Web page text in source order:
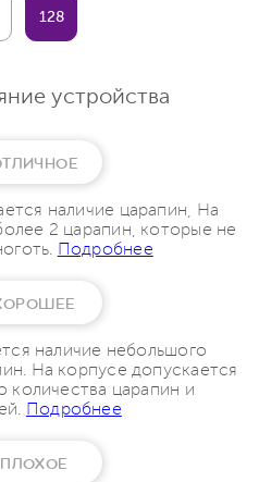
128
устройства
наличие царапин, На
2 царапин, которые не
Подробнее
наличие небольшого
На корпусе допускается
количества царапин и
Подробнее
ПЛОХОЕ